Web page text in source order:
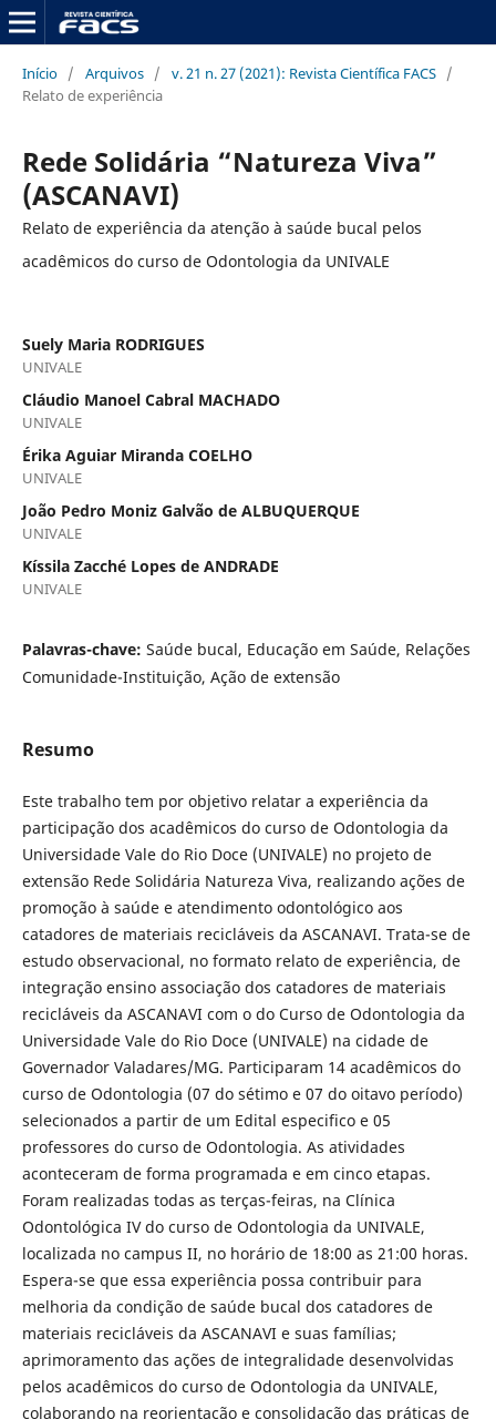
Início / Arquivos / v. 21 n. 27 (2021): Revista Científica FACS /
Relato de experiência
Rede Solidária “Natureza Viva”
(ASCANAVI)
Relato de experiência da atenção à saúde bucal pelos
acadêmicos do curso de Odontologia da UNIVALE
Suely Maria RODRIGUES
UNIVALE
Cláudio Manoel Cabral MACHADO
UNIVALE
Érika Aguiar Miranda COELHO
UNIVALE
João Pedro Moniz Galvão de ALBUQUERQUE
UNIVALE
Kíssila Zacché Lopes de ANDRADE
UNIVALE
Palavras-chave: Saúde bucal, Educação em Saúde, Relações
Comunidade-Instituição, Ação de extensão
Resumo
Este trabalho tem por objetivo relatar a experiência da
participação dos acadêmicos do curso de Odontologia da
Universidade Vale do Rio Doce (UNIVALE) no projeto de
extensão Rede Solidária Natureza Viva, realizando ações de
promoção à saúde e atendimento odontológico aos
catadores de materiais recicláveis da ASCANAVI. Trata-se de
estudo observacional, no formato relato de experiência, de
integração ensino associação dos catadores de materiais
recicláveis da ASCANAVI com o do Curso de Odontologia da
Universidade Vale do Rio Doce (UNIVALE) na cidade de
Governador Valadares/MG. Participaram 14 acadêmicos do
curso de Odontologia (07 do sétimo e 07 do oitavo período)
selecionados a partir de um Edital especifico e 05
professores do curso de Odontologia. As atividades
aconteceram de forma programada e em cinco etapas.
Foram realizadas todas as terças-feiras, na Clínica
Odontológica IV do curso de Odontologia da UNIVALE,
localizada no campus II, no horário de 18:00 as 21:00 horas.
Espera-se que essa experiência possa contribuir para
melhoria da condição de saúde bucal dos catadores de
materiais recicláveis da ASCANAVI e suas famílias;
aprimoramento das ações de integralidade desenvolvidas
pelos acadêmicos do curso de Odontologia da UNIVALE,
colaborando na reorientação e consolidação das práticas de